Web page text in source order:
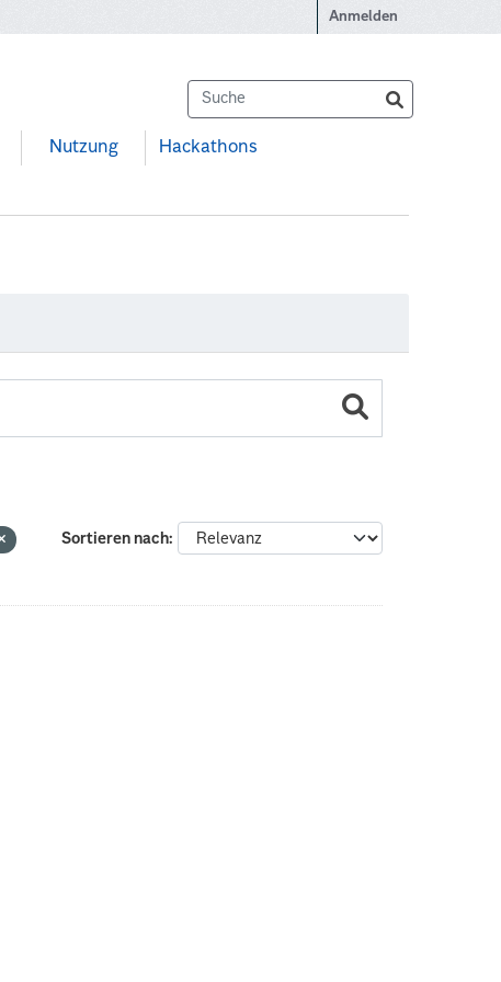
Anmelden
Nutzung Hackathons
Sortieren nach